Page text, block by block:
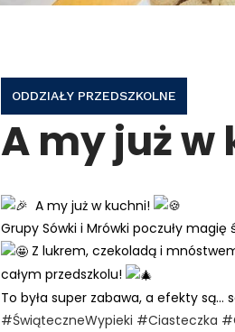
ODDZIAŁY PRZEDSZKOLNE
A my już w
A my już w kuchni!
Grupy Sówki i Mrówki poczuły
Z lukrem, czekoladą i
całym przedszkolu!
To była super zabawa, a efekty są…
#ŚwiąteczneWypieki #Ciasteczka